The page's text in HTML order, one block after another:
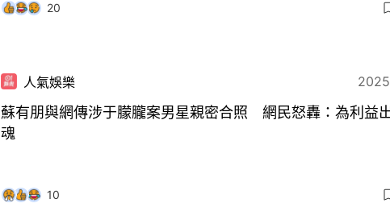
20
人氣娛樂
蘇有朋與網傳涉于朦朧案男星親密合照 網民怒轟：為利益
魂
10